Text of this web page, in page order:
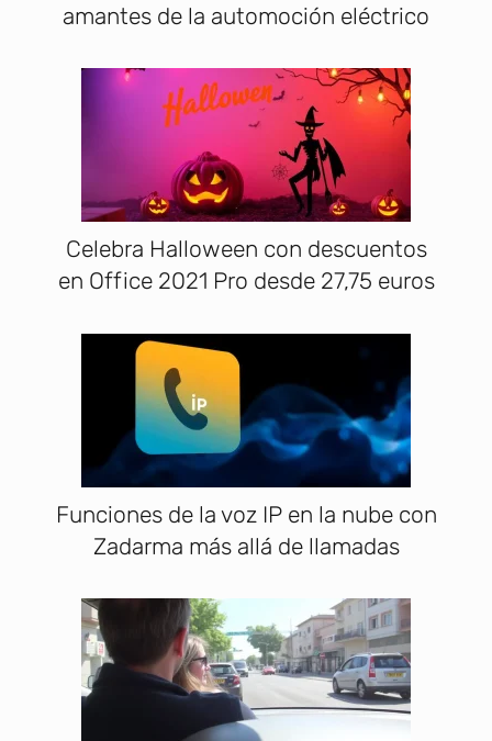
amantes de la automoción eléctrico
Celebra Halloween con descuentos
en Office 2021 Pro desde 27,75 euros
Funciones de la voz IP en la nube con
Zadarma más allá de llamadas